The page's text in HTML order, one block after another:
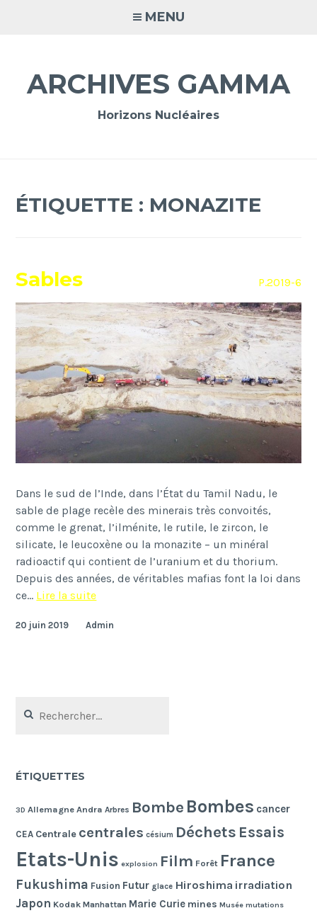
MENU
ARCHIVES GAMMA
Horizons Nucléaires
ÉTIQUETTE : MONAZITE
Sables P.2019-6
Dans le sud de l’Inde, dans l’État du Tamil Nadu, le
sable de plage recèle des minerais très convoités,
comme le grenat, l’ilménite, le rutile, le zircon, le
silicate, le leucoxène ou la monazite – un minéral
radioactif qui contient de l’uranium et du thorium.
Depuis des années, de véritables mafias font la loi dans
ce… Lire la suiteSables
20 juin 2019 Admin
ÉTIQUETTES
3D Allemagne Andra Arbres Bombe Bombes cancer
CEA Centrale centrales césium Déchets Essais
Etats-Unis explosion Film Forêt France
Fukushima Fusion Futur glace Hiroshima irradiation
Japon Kodak Manhattan Marie Curie mines Musée mutations